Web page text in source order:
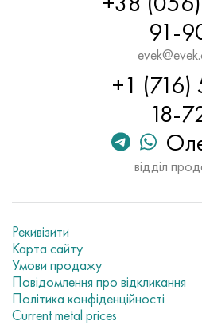
91-
+1 (716)
18-
відділ
Рекивізити
Карта сайту
Умови продажу
Повідомлення про відкликання
Політика конфіденційності
Current metal prices